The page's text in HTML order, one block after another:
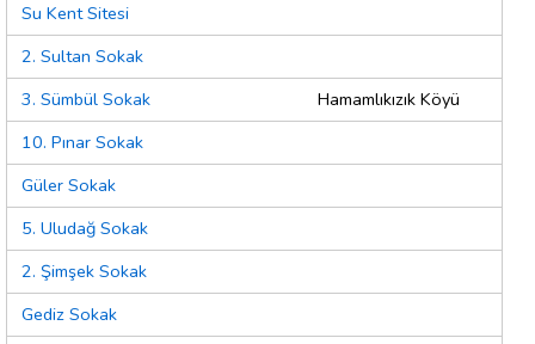
Su Kent Sitesi
2. Sultan Sokak
3. Sümbül Sokak
Hamamlıkızık Köyü
10. Pınar Sokak
Güler Sokak
5. Uludağ Sokak
2. Şimşek Sokak
Gediz Sokak